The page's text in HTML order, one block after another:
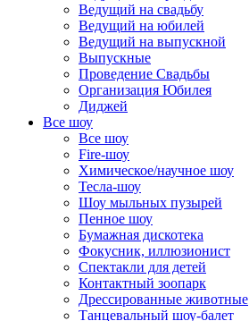
Ведущий на свадьбу
Ведущий на юбилей
Ведущий на выпускной
Выпускные
Проведение Свадьбы
Организация Юбилея
Диджей
Все шоу
Все шоу
Fire-шоу
Химическое/научное шоу
Тесла-шоу
Шоу мыльных пузырей
Пенное шоу
Бумажная дискотека
Фокусник, иллюзионист
Спектакли для детей
Контактный зоопарк
Дрессированные животные
Танцевальный шоу-балет